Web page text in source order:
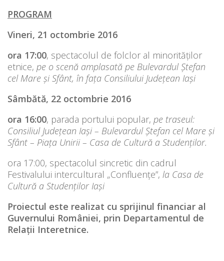
PROGRAM
Vineri, 21 octombrie 2016
ora 17:00, spectacolul de folclor al minorităților
etnice, pe o scenă amplasată pe Bulevardul Ștefan
cel Mare și Sfânt, în fața Consiliului Județean Iași
Sâmbătă, 22 octombrie 2016
ora 16:00, parada portului popular, pe traseul:
Consiliul Județean Iași – Bulevardul Ștefan cel Mare și
Sfânt – Piața Unirii – Casa de Cultură a Studenților.
ora 17:00, spectacolul sincretic din cadrul
Festivalului intercultural „Confluențe”, la Casa de
Cultură a Studenților Iași
Proiectul este realizat cu sprijinul financiar al
Guvernului României, prin Departamentul de
Relații Interetnice.